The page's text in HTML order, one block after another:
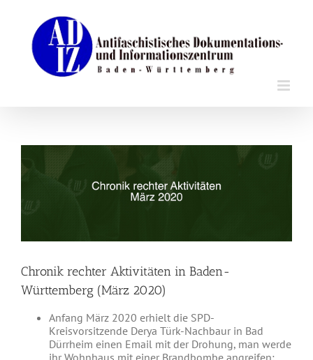
springen
grösseres
Chronik rechter Aktivitäten in Baden-
Württemberg (März 2020)
Anfang März 2020 erhielt die SPD-
Kreisvorsitzende Derya Türk-Nachbaur in Bad
Dürrheim einen Email mit der Drohung, man werde